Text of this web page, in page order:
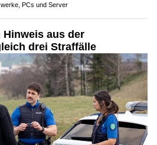
PCs und Server
Hinweis aus der
drei Straffälle